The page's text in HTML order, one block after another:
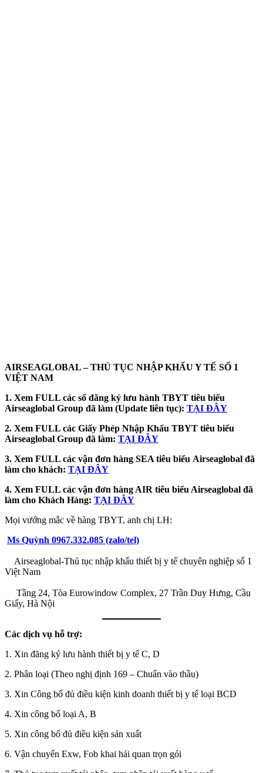
AIRSEAGLOBAL – THỦ TỤC NHẬP KHẨU Y TẾ SỐ 1
VIỆT NAM
1. Xem FULL các số đăng ký lưu hành TBYT tiêu biểu
Airseaglobal Group đã làm (Update liên tục): TẠI ĐÂY
2. Xem FULL các Giấy Phép Nhập Khẩu TBYT tiêu biểu
Airseaglobal Group đã làm: TẠI ĐÂY
3. Xem FULL các vận đơn hàng SEA tiêu biểu Airseaglobal đã
làm cho khách: TẠI ĐÂY
4. Xem FULL các vận đơn hàng AIR tiêu biểu Airseaglobal đã
làm cho Khách Hàng: TẠI ĐÂY
Mọi vướng mắc về hàng TBYT, anh chị LH:
Ms Quỳnh 0967.332.085 (zalo/tel)
Airseaglobal-Thủ tục nhập khẩu thiết bị y tế chuyên nghiệp số 1
Việt Nam
Tầng 24, Tòa Eurowindow Complex, 27 Trần Duy Hưng, Cầu
Giấy, Hà Nội
Các dịch vụ hỗ trợ:
1. Xin đăng ký lưu hành thiết bị y tế C, D
2. Phân loại (Theo nghị định 169 – Chuẩn vào thầu)
3. Xin Công bố đủ điều kiện kinh doanh thiết bị y tế loại BCD
4. Xin công bố loại A, B
5. Xin công bố đủ điều kiện sản xuất
6. Vận chuyển Exw, Fob khai hải quan trọn gói